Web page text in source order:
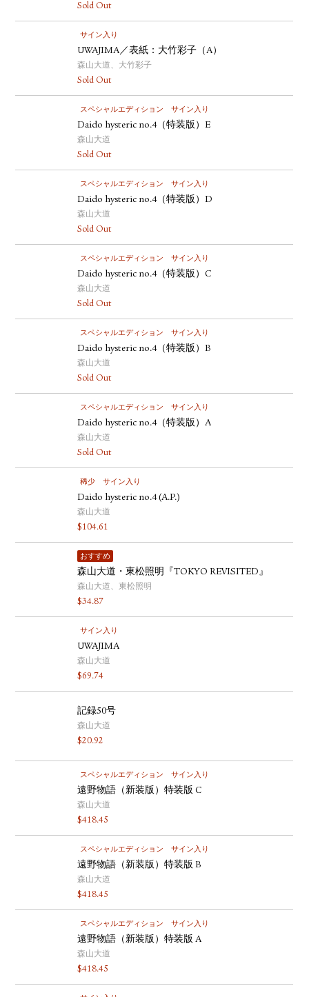
Sold Out
サイン入り
UWAJIMA／表紙：大竹彩子（A）
森山大道、大竹彩子
Sold Out
スペシャルエディション サイン入り
Daido hysteric no.4（特装版）E
森山大道
Sold Out
スペシャルエディション サイン入り
Daido hysteric no.4（特装版）D
森山大道
Sold Out
スペシャルエディション サイン入り
Daido hysteric no.4（特装版）C
森山大道
Sold Out
スペシャルエディション サイン入り
Daido hysteric no.4（特装版）B
森山大道
Sold Out
スペシャルエディション サイン入り
Daido hysteric no.4（特装版）A
森山大道
Sold Out
稀少 サイン入り
Daido hysteric no.4 (A.P.)
森山大道
$104.61
おすすめ
森山大道・東松照明『TOKYO REVISITED』
森山大道、東松照明
$34.87
サイン入り
UWAJIMA
森山大道
$69.74
記録50号
森山大道
$20.92
スペシャルエディション サイン入り
遠野物語（新装版）特装版 C
森山大道
$418.45
スペシャルエディション サイン入り
遠野物語（新装版）特装版 B
森山大道
$418.45
スペシャルエディション サイン入り
遠野物語（新装版）特装版 A
森山大道
$418.45